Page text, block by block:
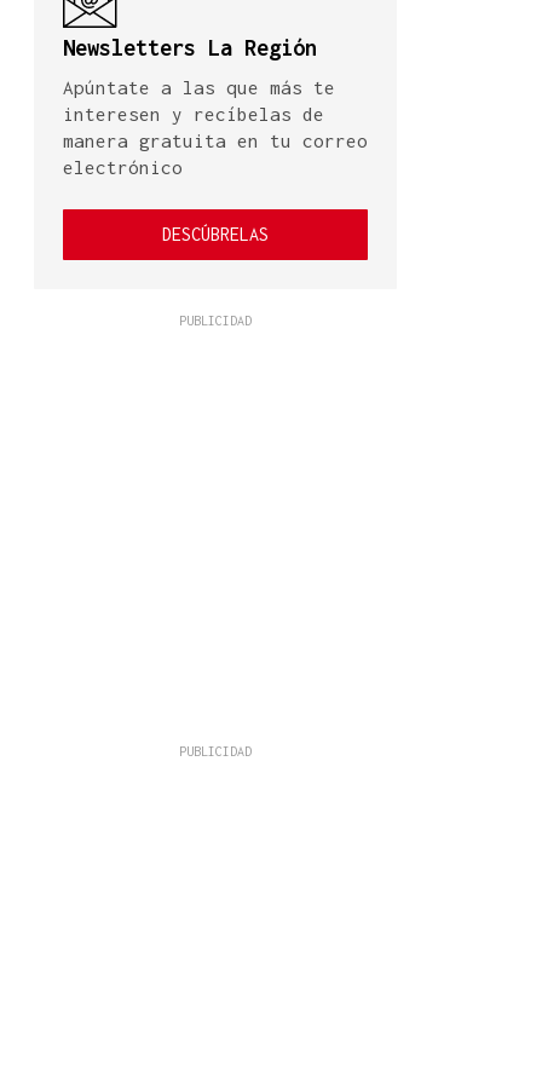
Newsletters La Región
Apúntate a las que más te
interesen y recíbelas de
manera gratuita en tu correo
electrónico
DESCÚBRELAS